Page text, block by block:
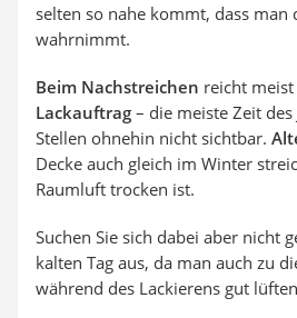
selten so nahe kommt, dass man
wahrnimmt.
Beim Nachstreichen reicht
Lackauftrag – die meiste Zeit des
Stellen ohnehin nicht sichtbar.
Decke auch gleich im Winter
Raumluft trocken ist.
Suchen Sie sich dabei aber nicht
kalten Tag aus, da man auch zu
während des Lackierens gut